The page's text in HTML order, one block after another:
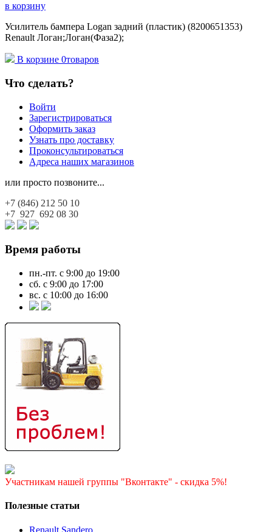
в корзину
Усилитель бампера Logan задний (пластик) (8200651353)
Renault Логан;Логан(Фаза2);
В корзине 0товаров
Что сделать?
Войти
Зарегистрироваться
Оформить заказ
Узнать про доставку
Проконсультироваться
Адреса наших магазинов
или просто позвоните...
+7 (846) 212 50 10
+7 927 692 08 30
Время работы
пн.-пт. с 9:00 до 19:00
сб. с 9:00 до 17:00
вс. с 10:00 до 16:00
Участникам нашей группы "Вконтакте" - скидка 5%!
Полезные статьи
Renault Sandero